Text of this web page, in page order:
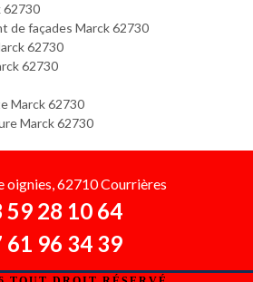
62730
de façades Marck 62730
62730
62730
Marck 62730
Marck 62730
oignies, 62710 Courrières
59 28 10 64
61 96 34 39